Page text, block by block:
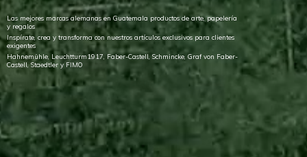
Las mejores marcas alemanas en Guatemala productos de arte, papelería
y regalos
Inspírate, crea y transforma con nuestros artículos exclusivos para clientes
exigentes
Hahnemühle, Leuchtturm1917, Faber-Castell, Schmincke, Graf von Faber-
Castell, Staedtler y FIMO